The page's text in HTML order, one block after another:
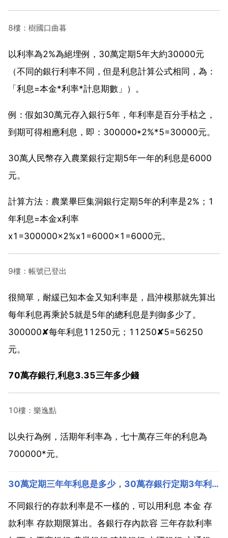
8樓：樹國口曲暮
以利率為2%為絕埋例，30萬定期5年大約30000元
（不同的銀行利率不同，但是利息計算公式相同，為：
「利息=本金*利率*計息期數」）。
例：假如30萬元存入銀行5年，年利率是百分手枯之，
到期可得相應利息，即：300000*2%*5=30000元。
30萬人民幣存入農業銀行定期5年一年的利息是6000
元。
計算方法：農業畢巨集洞銀行定期5年的利率是2%；1
年利息=本金x利率
x1=300000x2%x1=6000x1=6000元。
9樓：帳號已登出
很簡單，耐緩已知本金又知利率是，昌沖模那就先算出
每年利息再乘於5就是5年的總利息是判御多少了。
300000✘每年利息11250元；11250✘5=56250
元。
70萬存銀行,利息3.35三年多少錢
10樓：樂逸點
以央行為例，活期年利率為，七十萬存三年的利息為
700000*元。
30萬定期三年年利息是多少，30萬存銀行定期3年利息是多少？
不同銀行的存款利率是不一樣的，可以用利息 本金 存
款利率 存款期限算出。各銀行存內款容 三年存款利率